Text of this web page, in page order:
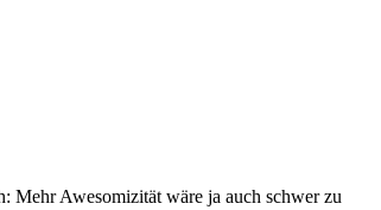
Mehr Awesomizität wäre ja auch schwer zu